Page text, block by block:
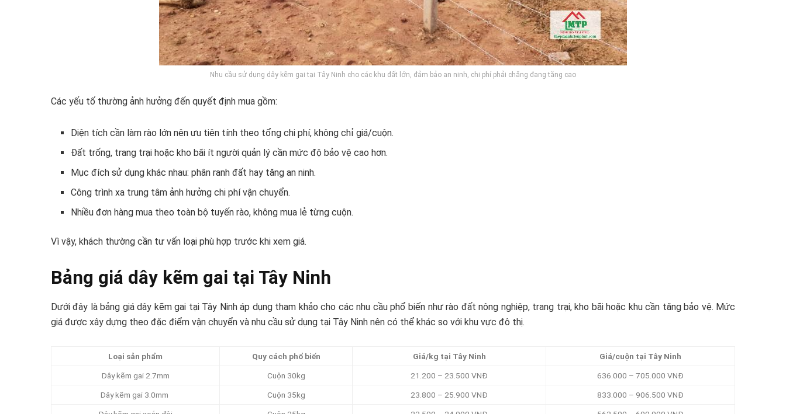
Nhu cầu sử dụng dây kẽm gai tại Tây Ninh cho các khu đất lớn, đảm bảo an ninh, chi phí phải chăng đang tăng cao
Các yếu tố thường ảnh hưởng đến quyết định mua gồm:
Diện tích cần làm rào lớn nên ưu tiên tính theo tổng chi phí, không chỉ giá/cuộn.
Đất trống, trang trại hoặc kho bãi ít người quản lý cần mức độ bảo vệ cao hơn.
Mục đích sử dụng khác nhau: phân ranh đất hay tăng an ninh.
Công trình xa trung tâm ảnh hưởng chi phí vận chuyển.
Nhiều đơn hàng mua theo toàn bộ tuyến rào, không mua lẻ từng cuộn.
Vì vậy, khách thường cần tư vấn loại phù hợp trước khi xem giá.
Bảng giá dây kẽm gai tại Tây Ninh
Dưới đây là bảng giá dây kẽm gai tại Tây Ninh áp dụng tham khảo cho các nhu cầu phổ biến như rào đất nông nghiệp, trang trại, kho bãi hoặc khu cần tăng bảo vệ. Mức
giá được xây dựng theo đặc điểm vận chuyển và nhu cầu sử dụng tại Tây Ninh nên có thể khác so với khu vực đô thị.
Loại sản phẩm Quy cách phổ biến Giá/kg tại Tây Ninh Giá/cuộn tại Tây Ninh
Dây kẽm gai 2.7mm Cuộn 30kg 21.200 – 23.500 VNĐ 636.000 – 705.000 VNĐ
Dây kẽm gai 3.0mm Cuộn 35kg 23.800 – 25.900 VNĐ 833.000 – 906.500 VNĐ